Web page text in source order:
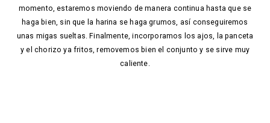
momento, estaremos moviendo de manera continua hasta que se
haga bien, sin que la harina se haga grumos, así conseguiremos
unas migas sueltas. Finalmente, incorporamos los ajos, la panceta
y el chorizo ya fritos, removemos bien el conjunto y se sirve muy
caliente.